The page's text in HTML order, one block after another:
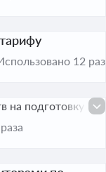
12 раз
на подготовку